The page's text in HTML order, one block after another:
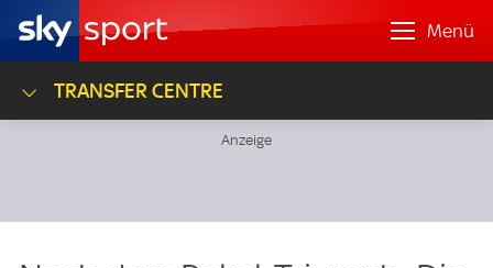
Menü
TRANSFER CENTRE